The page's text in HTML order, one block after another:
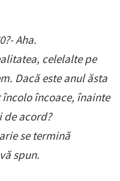
Aha.
celelalte pe
Dacă este anul ăsta
încoace, înainte
de acord?
se termină
spun.